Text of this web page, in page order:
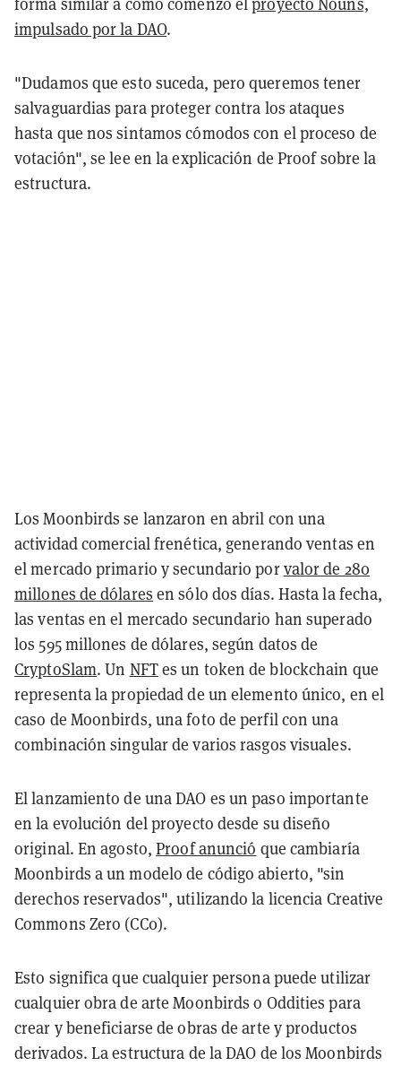
impulsado por la DAO.
"Dudamos que esto suceda, pero queremos tener
salvaguardias para proteger contra los ataques
hasta que nos sintamos cómodos con el proceso de
votación", se lee en la explicación de Proof sobre la
estructura.
Los Moonbirds se lanzaron en abril con una
actividad comercial frenética, generando ventas en
el mercado primario y secundario porvalor de 280
millones de dólares en sólo dos días. Hasta la fecha,
las ventas en el mercado secundario han superado
los 595 millones de dólares, según datos de
CryptoSlam. Un NFTes un token de blockchain que
representa la propiedad de un elemento único, en el
caso de Moonbirds, una foto de perfil con una
combinación singular de varios rasgos visuales.
El lanzamiento de una DAO es un paso importante
en la evolución del proyecto desde su diseño
original. En agosto,Proof anunció que cambiaría
Moonbirds a un modelo de código abierto, "sin
derechos reservados", utilizando la licencia Creative
Commons Zero (CC0).
Esto significa que cualquier persona puede utilizar
cualquier obra de arte Moonbirds o Oddities para
crear y beneficiarse de obras de arte y productos
derivados. La estructura de la DAO de los Moonbirds